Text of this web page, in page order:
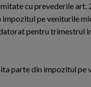
cu prevederile art.
pe veniturile
pentru trimestrul
parte din impozitul